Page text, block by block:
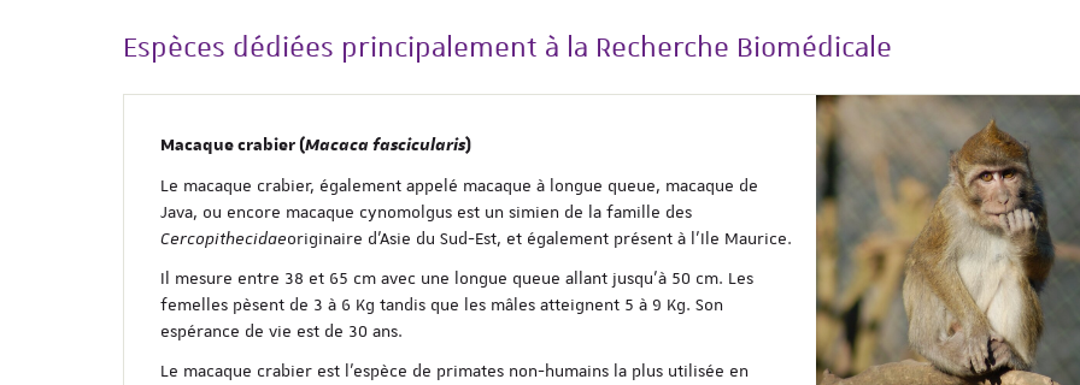
Espèces dédiées principalement à la Recherche Biomédicale
Macaque crabier (Macaca fascicularis)
Le macaque crabier, également appelé macaque à longue queue, macaque de
Java, ou encore macaque cynomolgus est un simien de la famille des
Cercopithecidaeoriginaire d’Asie du Sud-Est, et également présent à l’Ile Maurice.
Il mesure entre 38 et 65 cm avec une longue queue allant jusqu’à 50 cm. Les
femelles pèsent de 3 à 6 Kg tandis que les mâles atteignent 5 à 9 Kg. Son
espérance de vie est de 30 ans.
Le macaque crabier est l’espèce de primates non-humains la plus utilisée en